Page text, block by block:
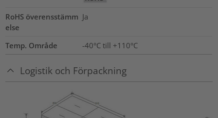
RoHS överensstämm
else
Ja
Temp. Område -40°C till +110°C
Logistik och Förpackning